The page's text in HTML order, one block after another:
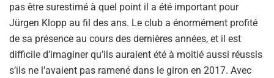
pas être surestimé à quel point il a été important pour
Jürgen Klopp au fil des ans. Le club a énormément profité
de sa présence au cours des dernières années, et il est
difficile d’imaginer qu’ils auraient été à moitié aussi réussis
s’ils ne l’avaient pas ramené dans le giron en 2017. Avec